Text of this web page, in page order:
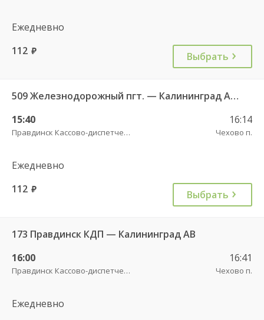
Ежедневно
112 руб. Выбрать
509 Железнодорожный пгт. — Калининград АВ ч/з Правдинск КДП
15:40
Правдинск Кассово-диспетчерский пункт
16:14
Чехово п.
Ежедневно
112 руб. Выбрать
173 Правдинск КДП — Калининград АВ
16:00
Правдинск Кассово-диспетчерский пункт
16:41
Чехово п.
Ежедневно